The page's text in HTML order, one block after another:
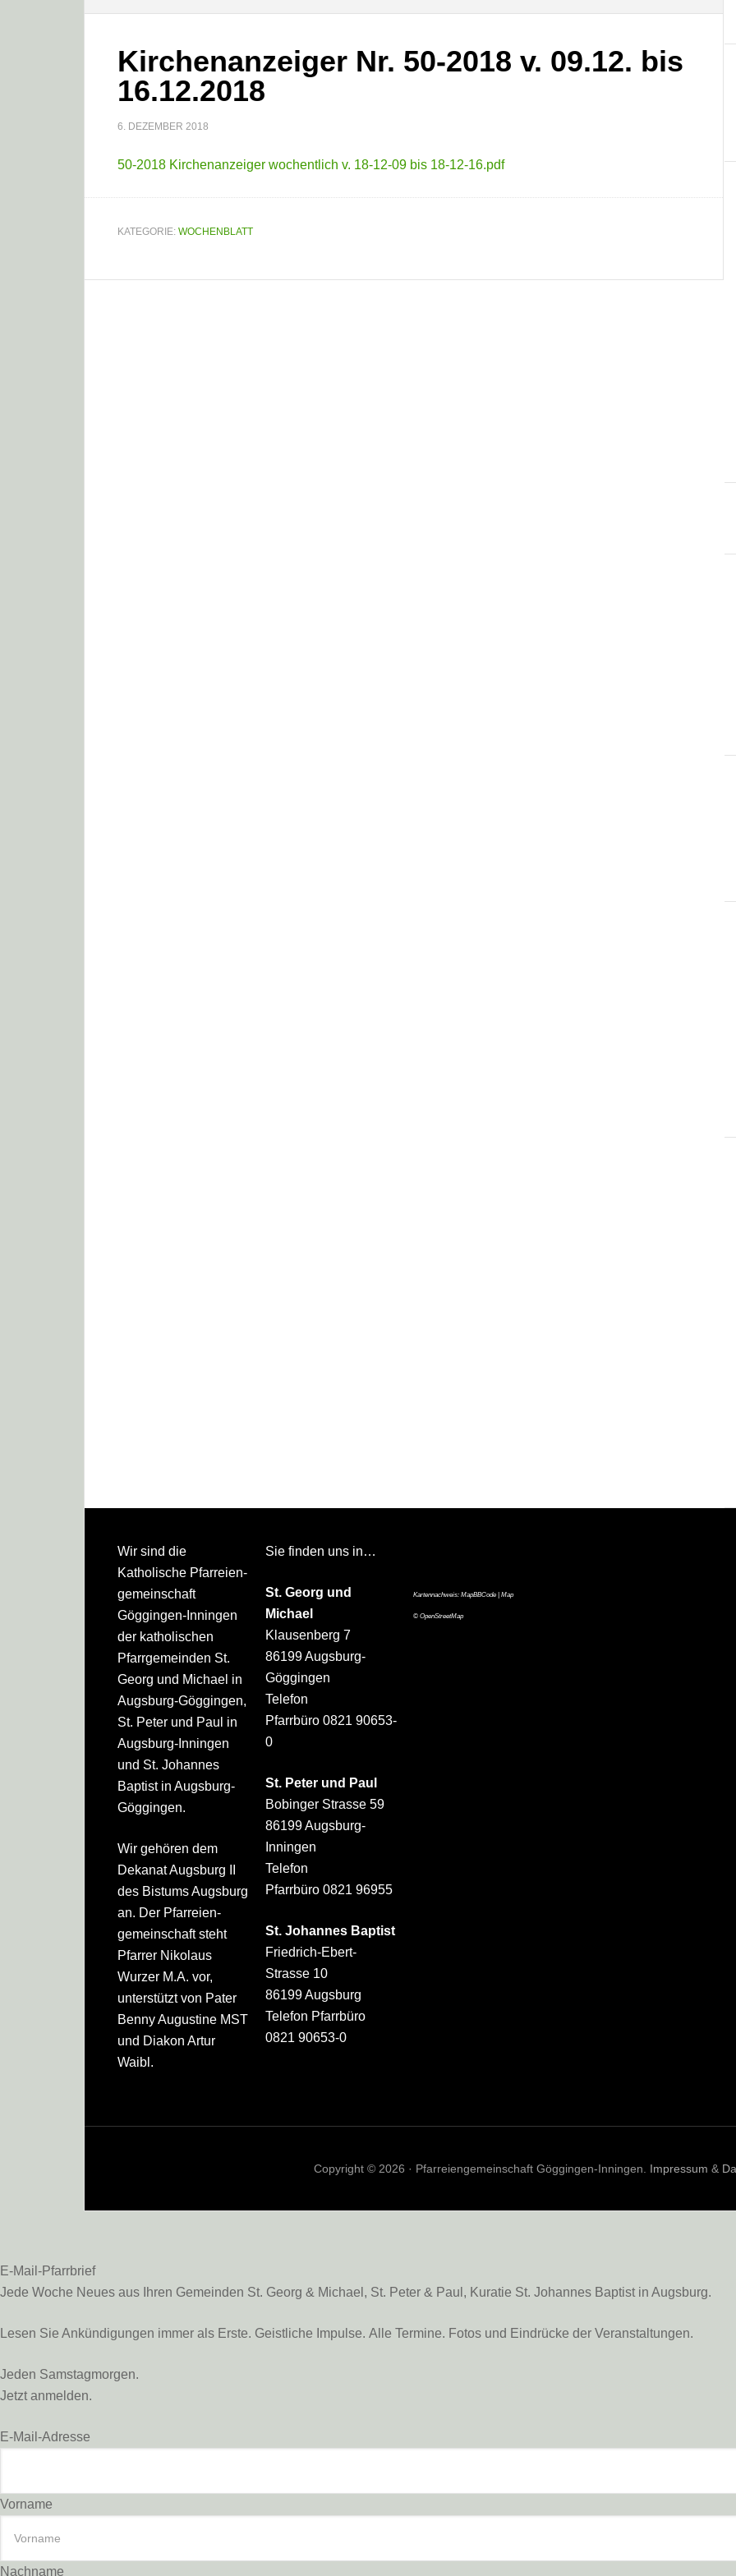
Kirchenanzeiger Nr. 50-2018 v. 09.12. bis
16.12.2018
6. DEZEMBER 2018
50-2018 Kirchenanzeiger wochentlich v. 18-12-09 bis 18-12-16.pdf
KATEGORIE: WOCHENBLATT
Footer
Wir sind die
Katholische Pfarreien­
gemeinschaft
Göggingen-Inningen
der katholischen
Pfarrgemeinden St.
Georg und Michael in
Augsburg-Göggingen,
St. Peter und Paul in
Augsburg-Inningen
und St. Johannes
Baptist in Augsburg-
Göggingen.
Wir gehören dem
Dekanat Augsburg II
des Bistums Augsburg
an. Der Pfarreien­
gemeinschaft steht
Pfarrer Nikolaus
Wurzer M.A. vor,
unterstützt von Pater
Benny Augustine MST
und Diakon Artur
Waibl.
Sie finden uns in…
St. Georg und
Michael
Klausenberg 7
86199 Augsburg-
Göggingen
Telefon
Pfarrbüro 0821 90653-
0
St. Peter und Paul
Bobinger Strasse 59
86199 Augsburg-
Inningen
Telefon
Pfarrbüro 0821 96955
St. Johannes Baptist
Friedrich-Ebert-
Strasse 10
86199 Augsburg
Telefon Pfarrbüro
0821 90653-0
Kartennachweis: MapBBCode| Map
© OpenStreetMap
Copyright © 2026 · Pfarreiengemeinschaft Göggingen-Inningen. Impressum &
E-Mail-Pfarrbrief
Jede Woche Neues aus Ihren Gemeinden St. Georg & Michael, St. Peter & Paul, Kuratie St. Johannes Baptist in Augsburg.
Lesen Sie Ankündigungen immer als Erste. Geistliche Impulse. Alle Termine. Fotos und Eindrücke der Veranstaltungen.
Jeden Samstagmorgen.
Jetzt anmelden.
E-Mail-Adresse
Vorname
Nachname